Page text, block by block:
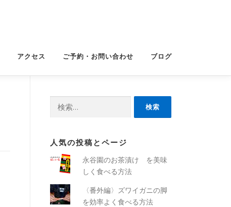
アクセス ご予約・お問い合わせ ブログ
人気の投稿とページ
永谷園のお茶漬け を美味
しく食べる方法
〈番外編〉ズワイガニの脚
を効率よく食べる方法